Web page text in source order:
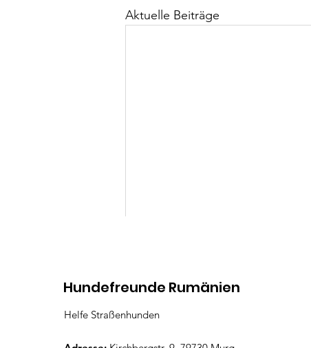
Aktuelle Beiträge
Lenny
Hundefreunde Rumänien
Helfe Straßenhunden